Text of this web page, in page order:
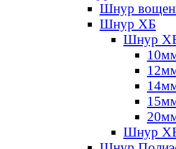
Шнур
Шнур ХБ
Шнур
Шнур